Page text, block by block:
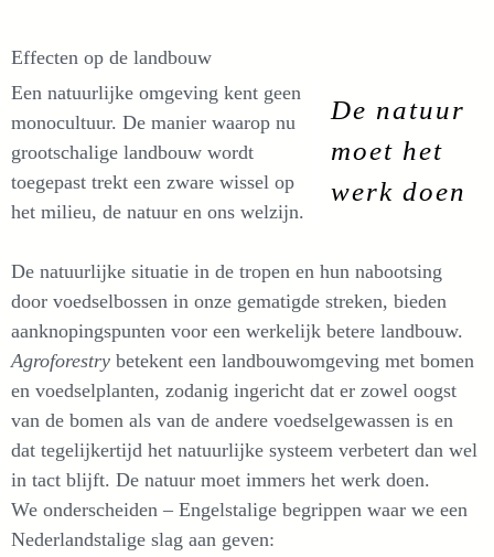
Effecten op de landbouw
De natuur
moet het
werk doen
Een natuurlijke omgeving kent geen
monocultuur. De manier waarop nu
grootschalige landbouw wordt
toegepast trekt een zware wissel op
het milieu, de natuur en ons welzijn.
De natuurlijke situatie in de tropen en hun nabootsing
door voedselbossen in onze gematigde streken, bieden
aanknopingspunten voor een werkelijk betere landbouw.
Agroforestry betekent een landbouwomgeving met bomen
en voedselplanten, zodanig ingericht dat er zowel oogst
van de bomen als van de andere voedselgewassen is en
dat tegelijkertijd het natuurlijke systeem verbetert dan wel
in tact blijft. De natuur moet immers het werk doen.
We onderscheiden – Engelstalige begrippen waar we een
Nederlandstalige slag aan geven: